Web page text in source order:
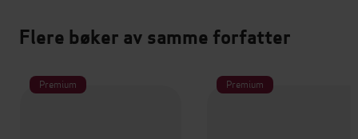
Flere bøker av samme forfatter
Premium Premium